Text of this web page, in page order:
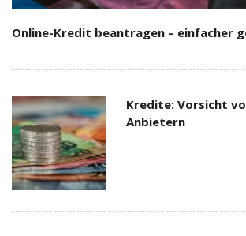
Online-Kredit beantragen – einfacher
Kredite: Vorsicht
Anbietern